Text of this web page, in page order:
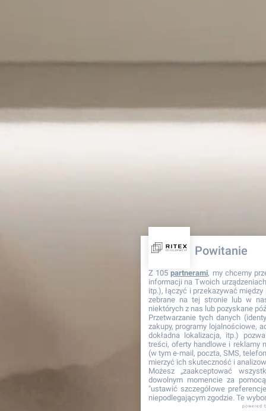
Powitanie
Z 105partnerami, my chcemy
informacji na Twoich
itp.), łączyć i przekazywać
zebrane na tej stronie lub w
niektórych z nas lub pozyskane
Przetwarzanie tych danych
zakupy, programy lojalnościowe,
dokładna lokalizacja, itp.)
treści, oferty handlowe i reklamy
(w tym e-mail, poczta, SMS,
mierzyć ich skuteczność i
Możesz „zaakceptować
dowolnym momencie za
"ustawić szczegółowe
niepodlegającym zgodzie. Te
powered